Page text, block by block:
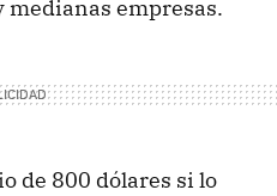
medianas empresas.
de 800 dólares si lo